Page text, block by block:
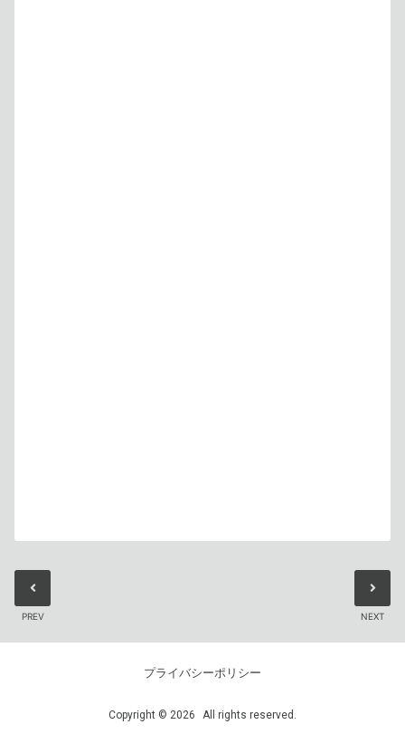
PREV NEXT
プライバシーポリシー
Copyright © 2026 All rights reserved.